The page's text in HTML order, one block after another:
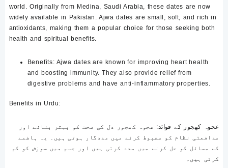
world. Originally from Medina, Saudi Arabia, these dates are now
widely available in Pakistan. Ajwa dates are small, soft, and rich in
antioxidants, making them a popular choice for those seeking both
health and spiritual benefits.
Benefits: Ajwa dates are known for improving heart health
and boosting immunity. They also provide relief from
digestive problems and have anti-inflammatory properties.
Benefits in Urdu:
عجوہ کھجور کے فوائد : عجوہ کھجور دل کی صحت کو بہتر بنانے اور
مدافعتی نظام کو مضبوط کرنے میں مددگار ہوتی ہیں۔ یہ ہاضمے
کے مسائل کو حل کرنے میں مدد کرتی ہیں اور جسم میں سوزش کو کم
کرتی ہیں۔